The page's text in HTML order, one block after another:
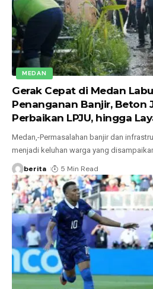
MEDAN
Gerak Cepat di Medan
Penanganan Banjir, Beton
Perbaikan LPJU, hingga
Medan,-Permasalahan banjir dan
menjadi keluhan warga yang
berita 5 Min Read